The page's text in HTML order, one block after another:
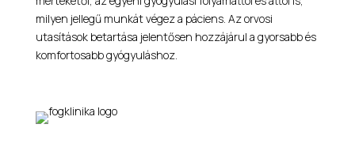
milyen jellegű munkát végez a páciens. Az orvosi
utasítások betartása jelentősen hozzájárul a gyorsabb és
komfortosabb gyógyuláshoz.